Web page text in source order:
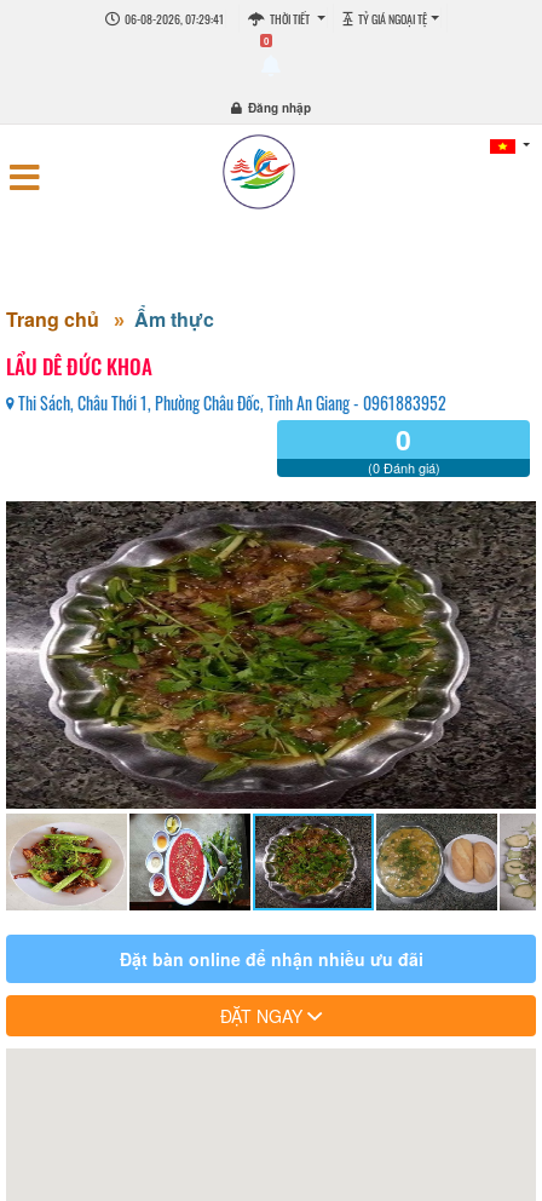
06-08-2026, 07:29:41 THỜI TIẾT TỶ GIÁ NGOẠI TỆ
0
Đăng nhập
Trang chủ Ẩm thực
LẨU DÊ ĐỨC KHOA
Thi Sách, Châu Thới 1, Phường Châu Đốc, Tỉnh An Giang - 0961883952
0
(0 Đánh giá)
Đặt bàn online để nhận nhiều ưu đãi
ĐẶT NGAY